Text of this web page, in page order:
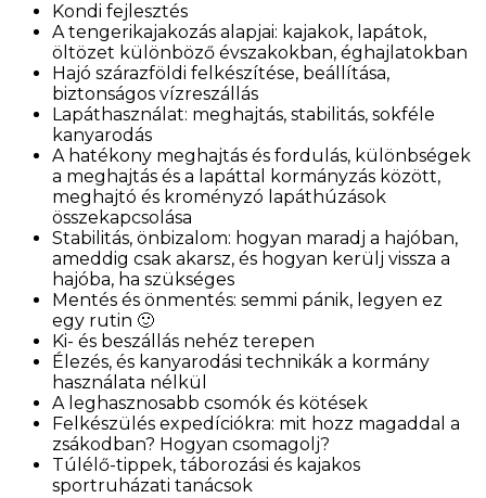
Kondi fejlesztés
A tengerikajakozás alapjai: kajakok, lapátok,
öltözet különböző évszakokban, éghajlatokban
Hajó szárazföldi felkészítése, beállítása,
biztonságos vízreszállás
Lapáthasználat: meghajtás, stabilitás, sokféle
kanyarodás
A hatékony meghajtás és fordulás, különbségek
a meghajtás és a lapáttal kormányzás között,
meghajtó és kroményzó lapáthúzások
összekapcsolása
Stabilitás, önbizalom: hogyan maradj a hajóban,
ameddig csak akarsz, és hogyan kerülj vissza a
hajóba, ha szükséges
Mentés és önmentés: semmi pánik, legyen ez
egy rutin 🙂
Ki- és beszállás nehéz terepen
Élezés, és kanyarodási technikák a kormány
használata nélkül
A leghasznosabb csomók és kötések
Felkészülés expedíciókra: mit hozz magaddal a
zsákodban? Hogyan csomagolj?
Túlélő-tippek, táborozási és kajakos
sportruházati tanácsok